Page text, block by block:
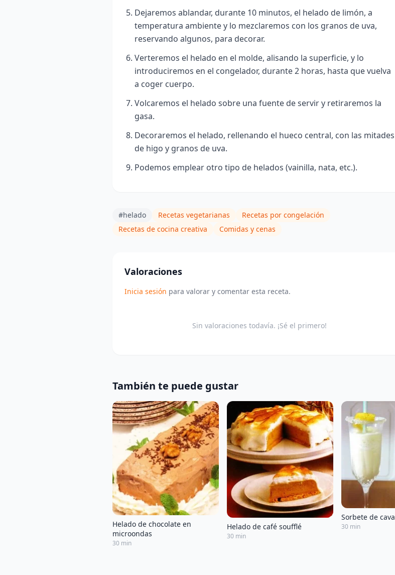
Dejaremos ablandar, durante 10 minutos, el helado de limón, a
temperatura ambiente y lo mezclaremos con los granos de uva,
reservando algunos, para decorar.
Verteremos el helado en el molde, alisando la superficie, y lo
introduciremos en el congelador, durante 2 horas, hasta que vuelva
a coger cuerpo.
Volcaremos el helado sobre una fuente de servir y retiraremos la
gasa.
Decoraremos el helado, rellenando el hueco central, con las mitades
de higo y granos de uva.
Podemos emplear otro tipo de helados (vainilla, nata, etc.).
#helado Recetas vegetarianas
Recetas por congelación
Recetas de cocina creativa
Comidas y cenas
Valoraciones
Inicia sesión para valorar y comentar esta receta.
Sin valoraciones todavía. ¡Sé el primero!
También te puede gustar
Helado de chocolate en
microondas
30 min
Helado de café soufflé
30 min
Sorbete de cava
30 min